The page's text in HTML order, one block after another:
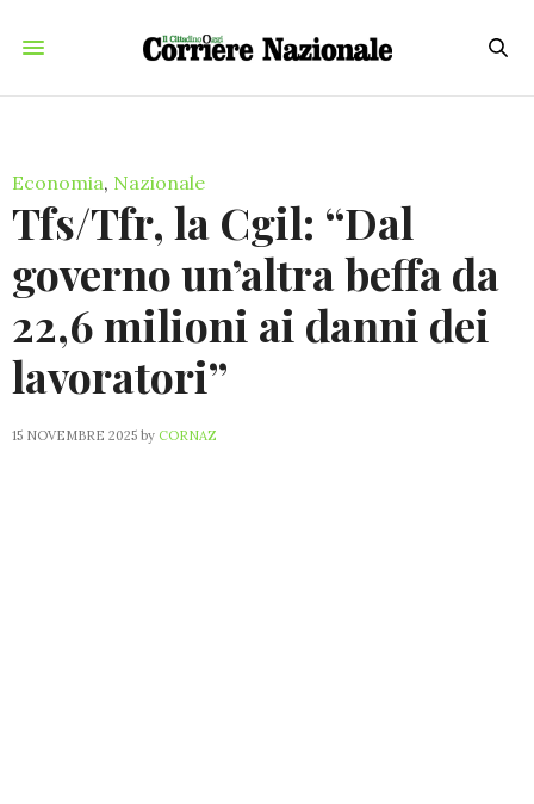
Economia, Nazionale
Tfs/Tfr, la Cgil: “Dal
governo un’altra beffa da
22,6 milioni ai danni dei
lavoratori”
15 NOVEMBRE 2025 by CORNAZ